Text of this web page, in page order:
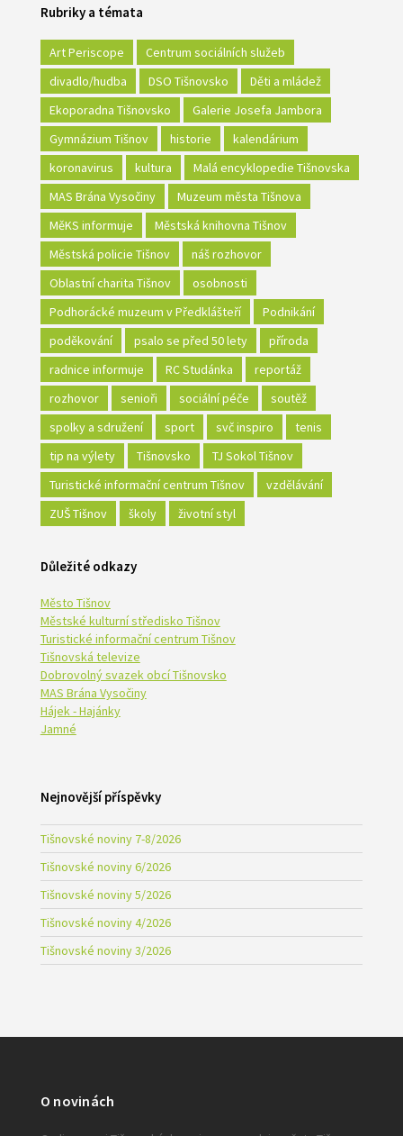
Rubriky a témata
Art Periscope
Centrum sociálních služeb
divadlo/hudba
DSO Tišnovsko
Děti a mládež
Ekoporadna Tišnovsko
Galerie Josefa Jambora
Gymnázium Tišnov
historie
kalendárium
koronavirus
kultura
Malá encyklopedie Tišnovska
MAS Brána Vysočiny
Muzeum města Tišnova
MěKS informuje
Městská knihovna Tišnov
Městská policie Tišnov
náš rozhovor
Oblastní charita Tišnov
osobnosti
Podhorácké muzeum v Předklášteří
Podnikání
poděkování
psalo se před 50 lety
příroda
radnice informuje
RC Studánka
reportáž
rozhovor
senioři sociální péče
soutěž
spolky a sdružení
sport svč inspiro
tenis
tip na výlety
Tišnovsko
TJ Sokol Tišnov
Turistické informační centrum Tišnov
vzdělávání
ZUŠ Tišnov
školy životní styl
Důležité odkazy
Město Tišnov
Městské kulturní středisko Tišnov
Turistické informační centrum Tišnov
Tišnovská televize
Dobrovolný svazek obcí Tišnovsko
MAS Brána Vysočiny
Hájek - Hajánky
Jamné
Nejnovější příspěvky
Tišnovské noviny 7-8/2026
Tišnovské noviny 6/2026
Tišnovské noviny 5/2026
Tišnovské noviny 4/2026
Tišnovské noviny 3/2026
O novinách